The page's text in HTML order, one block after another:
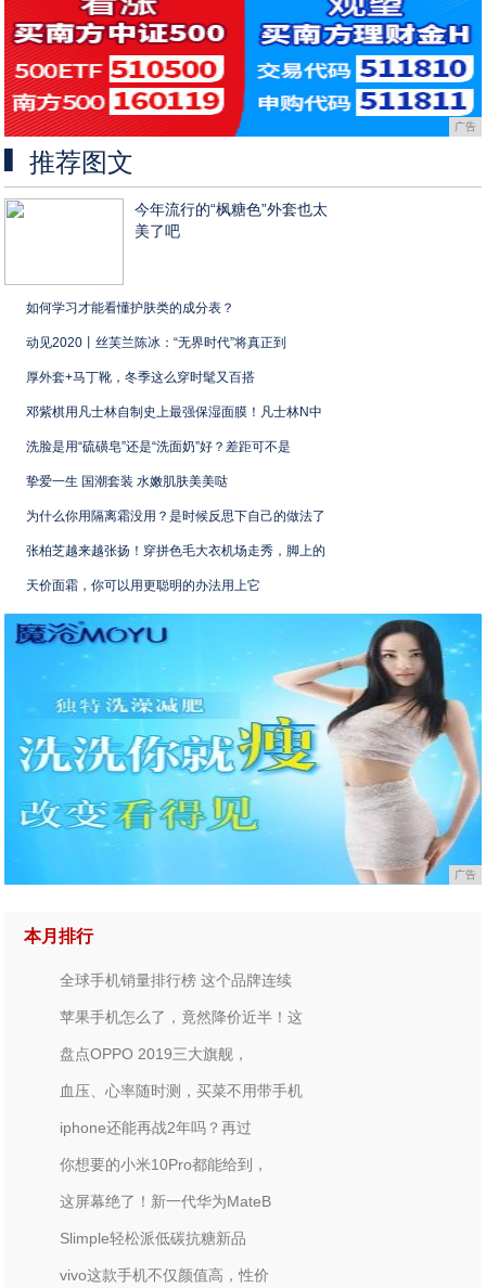
广告
推荐图文
今年流行的“枫糖色”外套也太
美了吧
如何学习才能看懂护肤类的成分表？
动见2020丨丝芙兰陈冰：“无界时代”将真正到
厚外套+马丁靴，冬季这么穿时髦又百搭
邓紫棋用凡士林自制史上最强保湿面膜！凡士林N中
洗脸是用“硫磺皂”还是“洗面奶”好？差距可不是
挚爱一生 国潮套装 水嫩肌肤美美哒
为什么你用隔离霜没用？是时候反思下自己的做法了
张柏芝越来越张扬！穿拼色毛大衣机场走秀，脚上的
天价面霜，你可以用更聪明的办法用上它
广告
本月排行
全球手机销量排行榜 这个品牌连续
苹果手机怎么了，竟然降价近半！这
盘点OPPO 2019三大旗舰，
血压、心率随时测，买菜不用带手机
iphone还能再战2年吗？再过
你想要的小米10Pro都能给到，
这屏幕绝了！新一代华为MateB
Slimple轻松派低碳抗糖新品
vivo这款手机不仅颜值高，性价